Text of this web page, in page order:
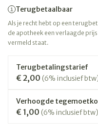
Terugbetaalbaar
Als je recht hebt op een
de apotheek een verlaagde
vermeld staat.
Terugbetalingstarief
€ 2,00 (6% inclusief
Verhoogde
€ 1,00 (6% inclusief btw)